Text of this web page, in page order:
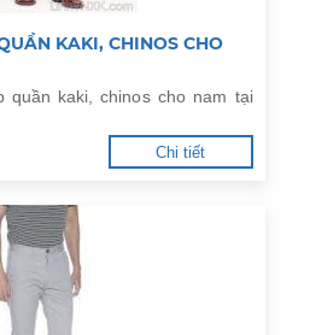
KAKI, CHINOS CHO
quần kaki, chinos cho nam tại
Chi tiết